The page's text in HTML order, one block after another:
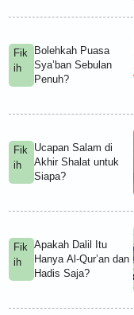
Fik
ih
Bolehkah Puasa
Sya’ban Sebulan
Penuh?
Fik
ih
Ucapan Salam di
Akhir Shalat untuk
Siapa?
Fik
ih
Apakah Dalil Itu
Hanya Al-Qur’an dan
Hadis Saja?